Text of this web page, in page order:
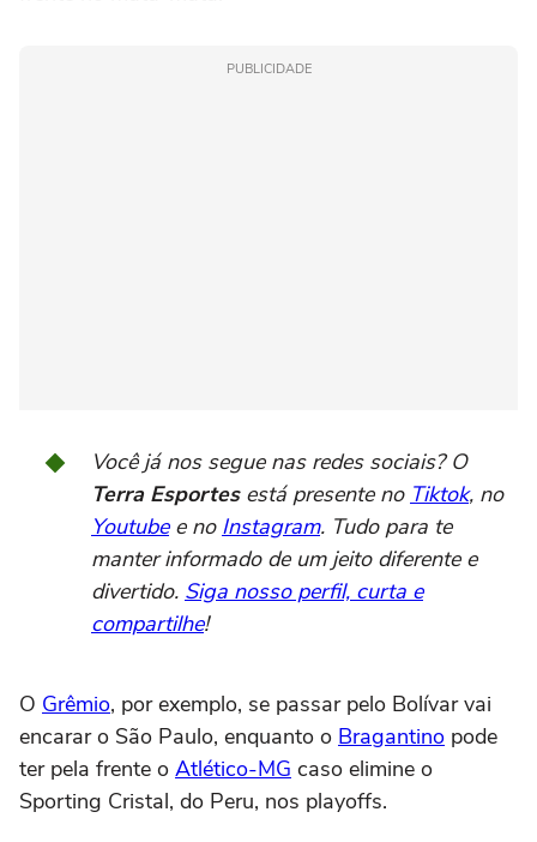
PUBLICIDADE
Você já nos segue nas redes sociais? O
Terra Esportesestá presente no Tiktok, no
Youtubee no Instagram. Tudo para te
manter informado de um jeito diferente e
divertido. Siga nosso perfil, curta e
compartilhe!
O Grêmio, por exemplo, se passar pelo Bolívar vai
encarar o São Paulo, enquanto o Bragantino pode
ter pela frente o Atlético-MG caso elimine o
Sporting Cristal, do Peru, nos playoffs.